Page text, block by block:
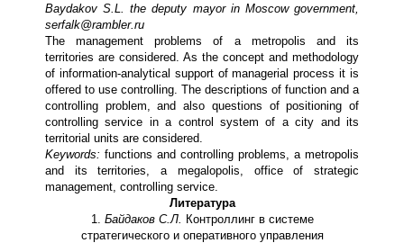
Baydakov S.L. the deputy mayor in Moscow government,
serfalk@rambler.ru
The management problems of a metropolis and its
territories are considered. As the concept and methodology
of information-analytical support of managerial process it is
offered to use controlling. The descriptions of function and a
controlling problem, and also questions of positioning of
controlling service in a control system of a city and its
territorial units are considered.
Keywords: functions and controlling problems, a metropolis
and its territories, a megalopolis, office of strategic
management, controlling service.
Литература
1. Байдаков С.Л. Контроллинг в системе
стратегического и оперативного управления